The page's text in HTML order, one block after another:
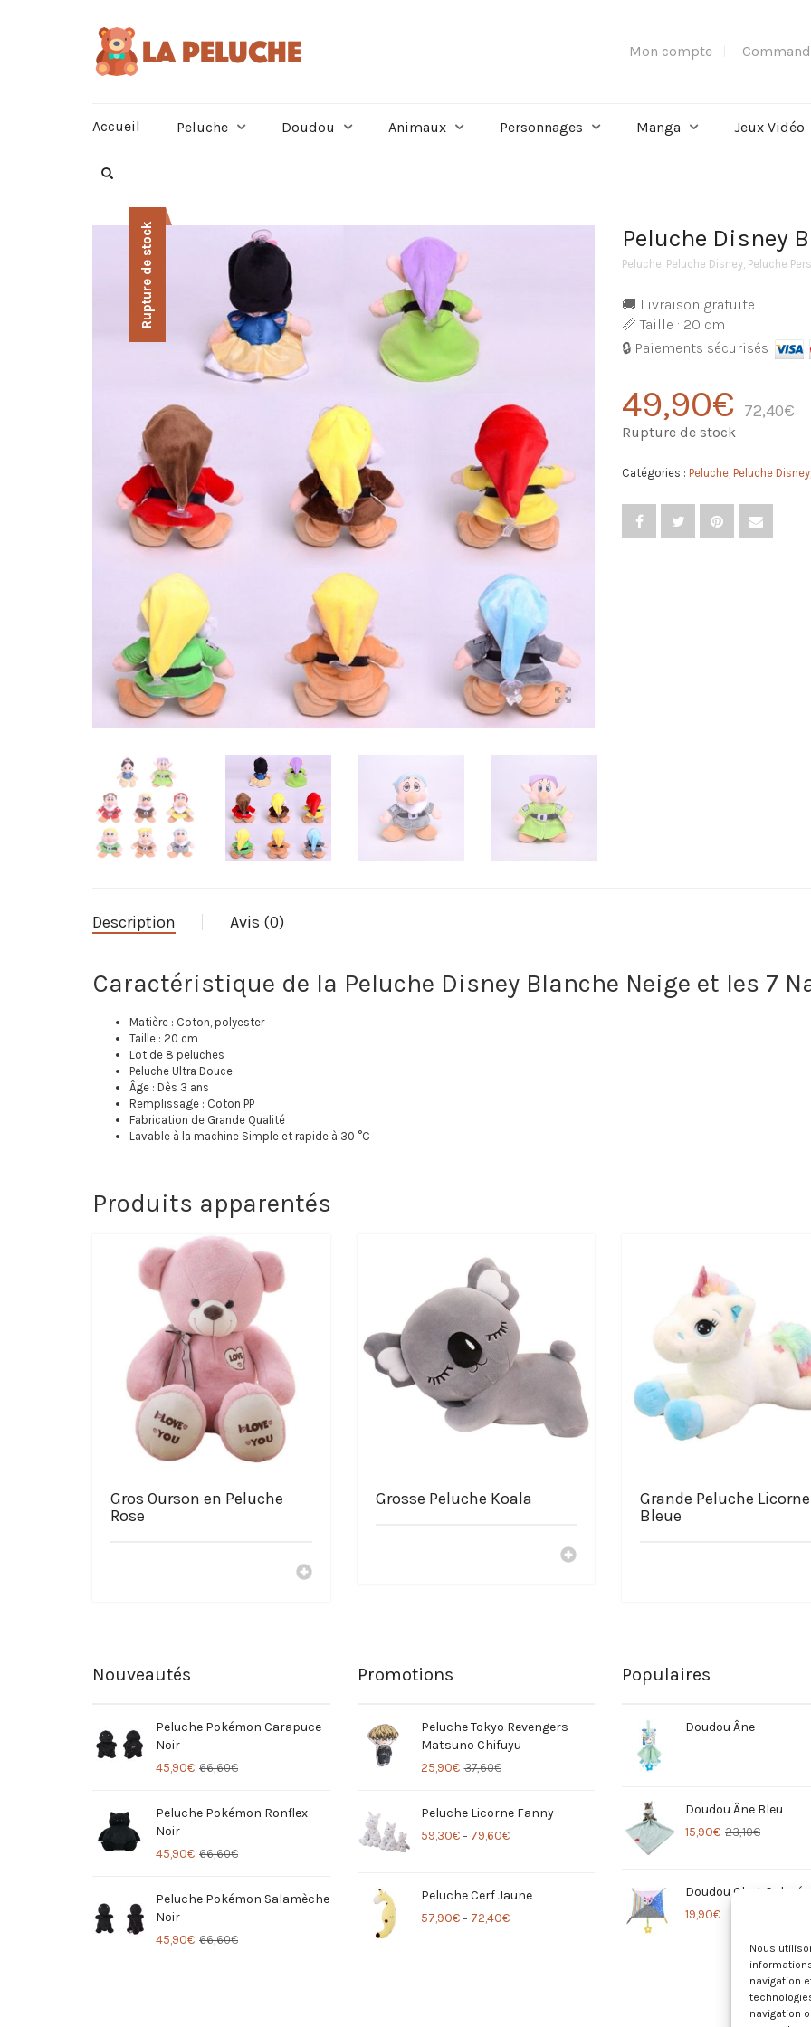
Nous
navigation
navigation
Mon compte
Accueil Peluche Doudou Animaux Personnages Manga Jeux Vidéo
Rupture de stock Peluche Disney
Peluche Peluche Disney Peluche
🚚 Livraison gratuite
📏 Taille : 20 cm
🔒 Paiements sécurisés
72,40€
49,90€
Rupture de stock
Catégories : Peluche Peluche Disney
Description Avis (0)
Caractéristique de la Peluche Disney Blanche Neige et les 7
Matière : Coton, polyester
Taille : 20 cm
Lot de 8 peluches
Peluche Ultra Douce
Âge : Dès 3 ans
Remplissage : Coton PP
Fabrication de Grande Qualité
Lavable à la machine Simple et rapide à 30 °C
Produits apparentés
Gros Ourson en Peluche
Rose
Grosse Peluche Koala
Grande Peluche Licorne
Bleue
Nouveautés
Peluche Pokémon Carapuce
Noir
66,60€
45,90€
Peluche Pokémon Ronflex
Noir
66,60€
45,90€
Peluche Pokémon Salamèche
Noir
66,60€
45,90€
Promotions
Peluche Tokyo Revengers
Matsuno Chifuyu
37,60€
25,90€
Peluche Licorne Fanny
59,30€– 79,60€
Peluche Cerf Jaune
57,90€– 72,40€
Populaires
Doudou Âne
Doudou Âne Bleu
23,10€
15,90€
Doudou Chat Coloré
19,90€